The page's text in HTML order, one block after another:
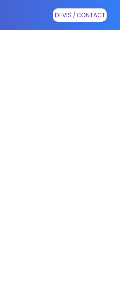
DEVIS / CONTACT